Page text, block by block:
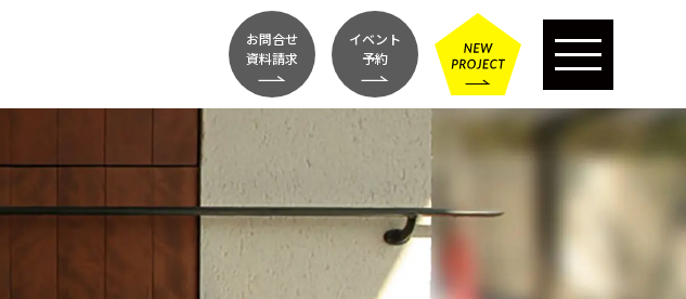
お問合せ
資料請求
イベント
予約